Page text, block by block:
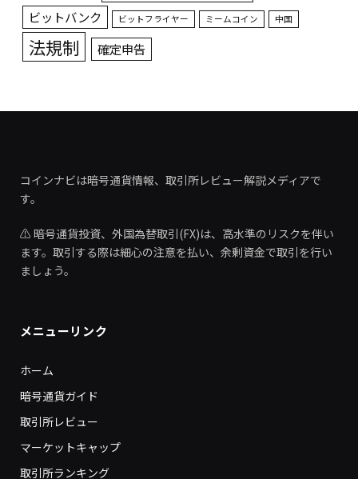
ビットバンク ビットフライヤー ミームコイン 中国
法規制 確定申告
コインナビは暗号通貨情報、取引所レビュー解説メディアで
す。
⚠️ 暗号通貨投資、外国為替取引(FX)は、高水準のリスクを伴い
ます。取引する際は細心の注意を払い、余剰資金で取引を行い
ましょう。
メニューリンク
ホーム
暗号通貨ガイド
取引所レビュー
マーケットキャップ
取引所ランキング